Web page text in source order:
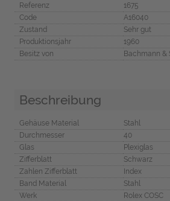
Referenz
1675
Code
A16040
Zustand
Sehr gut
Produktionsjahr
1960
Besitz von
Bachmann &
Beschreibung
Gehäuse Material
Stahl
Durchmesser
40
Glas
Plexiglas
Zifferblatt
Schwarz
Zahlen Zifferblatt
Index
Band Material
Stahl
Werk
Rolex COSC